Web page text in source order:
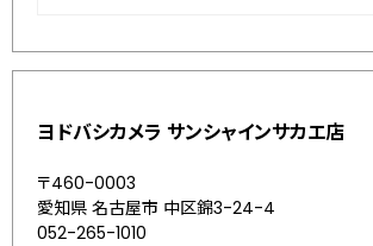
ヨドバシカメラ サンシャインサカエ店
〒460-0003
愛知県 名古屋市 中区錦3-24-4
052-265-1010